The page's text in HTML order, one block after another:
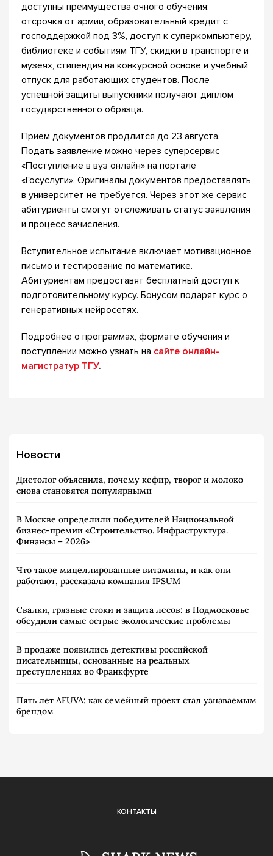
доступны преимущества очного обучения:
отсрочка от армии, образовательный кредит с
господдержкой под 3%, доступ к суперкомпьютеру,
библиотеке и событиям ТГУ, скидки в транспорте и
музеях, стипендия на конкурсной основе и учебный
отпуск для работающих студентов. После
успешной защиты выпускники получают диплом
государственного образца.
Прием документов продлится до 23 августа.
Подать заявление можно через суперсервис
«Поступление в вуз онлайн» на портале
«Госуслуги». Оригиналы документов предоставлять
в университет не требуется. Через этот же сервис
абитуриенты смогут отслеживать статус заявления
и процесс зачисления.
Вступительное испытание включает мотивационное
письмо и тестирование по математике.
Абитуриентам предоставят бесплатный доступ к
подготовительному курсу. Бонусом подарят курс о
генеративных нейросетях.
Подробнее о программах, формате обучения и
поступлении можно узнать на сайте онлайн-
магистратур ТГУ.
Новости
Диетолог объяснила, почему кефир, творог и молоко
снова становятся популярными
В Москве определили победителей Национальной
бизнес-премии «Строительство. Инфраструктура.
Финансы – 2026»
Что такое мицеллированные витамины, и как они
работают, рассказала компания IPSUM
Свалки, грязные стоки и защита лесов: в Подмосковье
обсудили самые острые экологические проблемы
В продаже появились детективы российской
писательницы, основанные на реальных
преступлениях во Франкфурте
Пять лет AFUVA: как семейный проект стал узнаваемым
брендом
КОНТАКТЫ